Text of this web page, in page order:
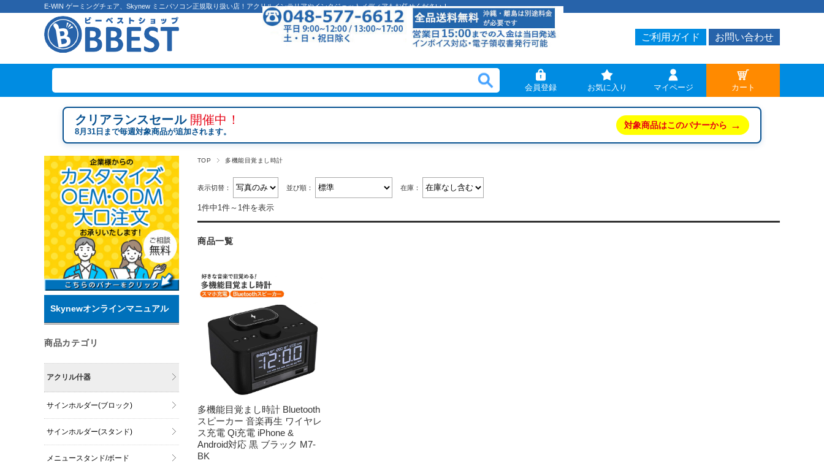
E-WIN ゲーミングチェア、Skynew ミニパソコン正規取り扱い店！アクリルインテリアやインクジェットメディアもお任せください！
ご利用ガイド お問い合わせ
会員登録 お気に入り マイページ カート
クリアランスセール 開催中！
8月31日まで毎週対象商品が追加されます。
対象商品はこのバナーから →
TOP 多機能目覚まし時計
表示切替： 並び順： 在庫：
1件中1件～1件を表示
商品一覧
多機能目覚まし時計 Bluetooth
スピーカー 音楽再生 ワイヤレ
ス充電 Qi充電 iPhone &
Android対応 黒 ブラック M7-
BK
Skynewオンラインマニュアル
商品カテゴリ
アクリル什器
サインホルダー(ブロック)
サインホルダー(スタンド)
メニュースタンド/ボード